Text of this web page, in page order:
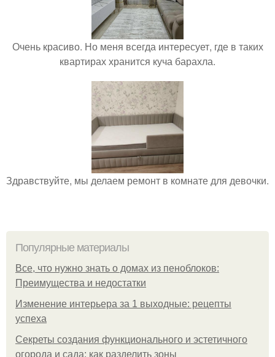
Очень красиво. Но меня всегда интересует, где в таких
квартирах хранится куча барахла.
Здравствуйте, мы делаем ремонт в комнате для девочки.
Популярные материалы
Все, что нужно знать о домах из пеноблоков:
Преимущества и недостатки
Изменение интерьера за 1 выходные: рецепты
успеха
Секреты создания функционального и эстетичного
огорода и сада: как разделить зоны